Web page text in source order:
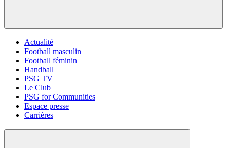
Actualité
Football masculin
Football féminin
Handball
PSG TV
Le Club
PSG for Communities
Espace presse
Carrières